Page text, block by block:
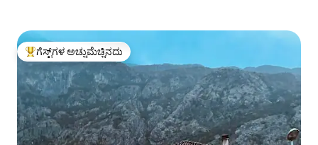
ಗೆಸ್ಟ್‌ಗಳಿಗೆ ಅತಿ ಹೆಚ್ಚು ಅಚ್ಚುಮೆಚ್ಚಿನದು
ಗೆಸ್ಟ್‌ಗಳ ಅಚ್ಚುಮೆಚ್ಚಿನದು